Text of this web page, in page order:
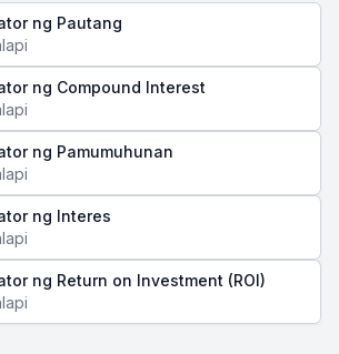
ng Pautang
ng Compound Interest
ng Pamumuhunan
ng Interes
ng Return on Investment (ROI)